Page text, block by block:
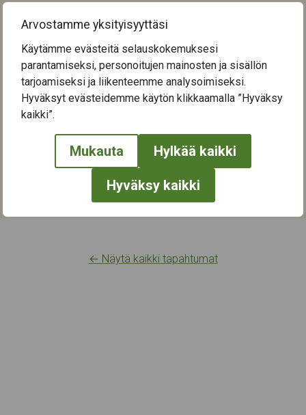
Arvostamme yksityisyyttäsi
Käytämme evästeitä selauskokemuksesi
parantamiseksi, personoitujen mainosten ja sisällön
tarjoamiseksi ja liikenteemme analysoimiseksi.
Hyväksyt evästeidemme käytön klikkaamalla ”Hyväksy
kaikki”.
Mukauta Hylkää kaikki
Hyväksy kaikki
Tapahtuman tiedot
Tapahtuma päättyi ti 23.4.2024
Seuraava tapahtuma-aika
Tapahtumapaikka:
Kaukaharjukeskus
Keskisenkatu 13-15
Tampere
Muistikuntoutus,Rentoutuminen,Taide
← Näytä kaikki tapahtumat